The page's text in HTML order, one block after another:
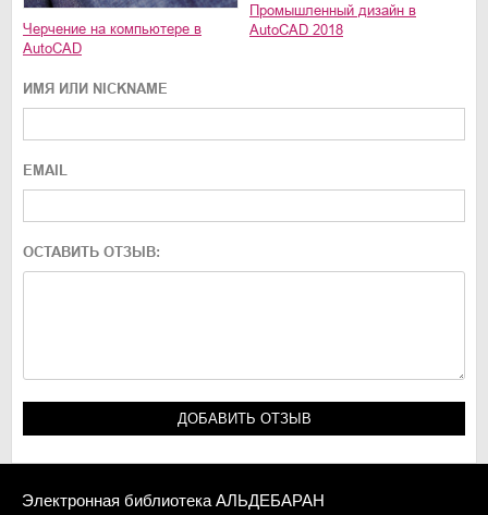
Черчение на компьютере в
AutoCAD
Промышленный дизайн в
AutoCAD 2018
ИМЯ ИЛИ NICKNAME
EMAIL
ОСТАВИТЬ ОТЗЫВ:
Электронная библиотека АЛЬДЕБАРАН